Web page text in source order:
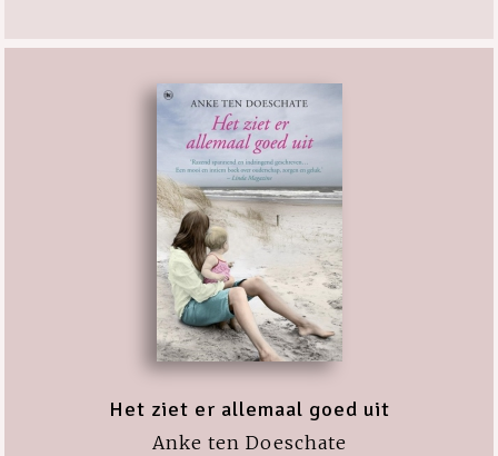
Het ziet er allemaal goed uit
Anke ten Doeschate